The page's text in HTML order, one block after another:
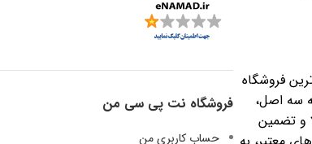
فروشگاه
سه اصل،
کالا و تضمین
فروشگاه نت پی سی من
حساب کاربری من